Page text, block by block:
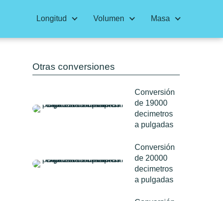
Longitud Volumen Masa
Otras conversiones
Conversión
de 19000
decimetros
a pulgadas
Conversión
de 20000
decimetros
a pulgadas